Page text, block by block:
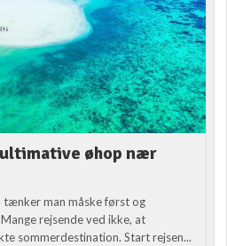
ultimative øhop nær
man måske først og
rejsende ved ikke, at
sommerdestination. Start rejsen...